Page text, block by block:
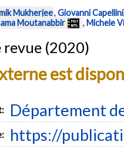
Mukherjee,Giovanni Capellini
Moutanabbir ,Michele
(2020)
est
Département
https://